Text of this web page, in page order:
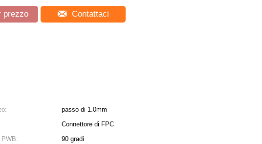
prezzo Contattaci
passo di 1.0mm
Connettore di FPC
PWB:
90 gradi